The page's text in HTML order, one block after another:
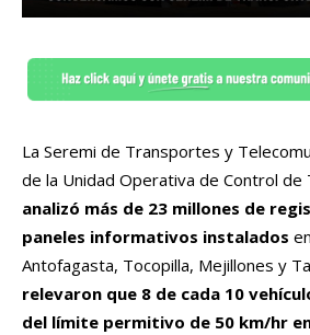
La Seremi de Transportes y
de la Unidad Operativa de Control de
analizó más de 23 millones de
paneles informativos instalados
Antofagasta, Tocopilla, Mejillones y
relevaron que 8 de cada 10
del límite permitivo de 50 km/hr